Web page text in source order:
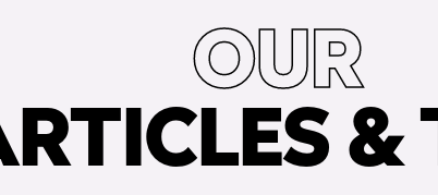
OUR
&